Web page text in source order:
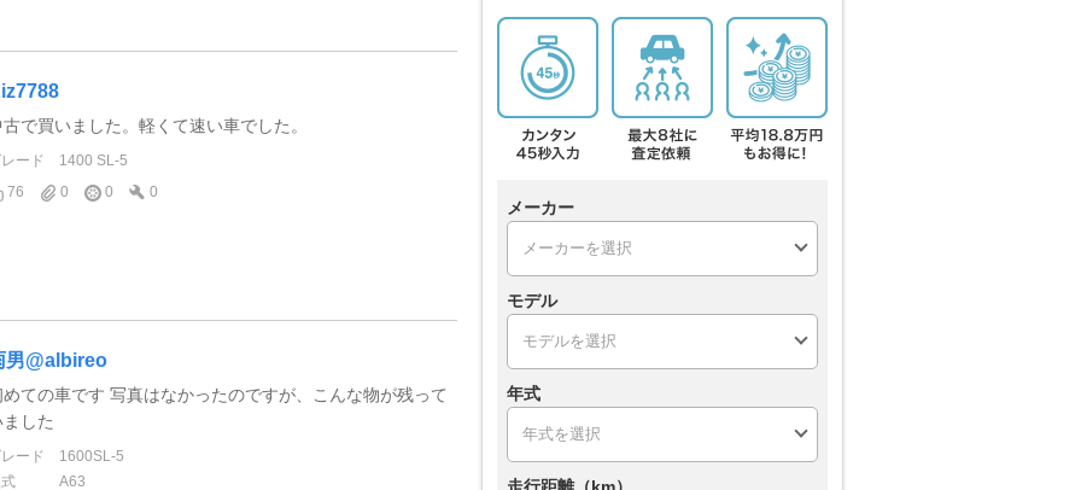
古で買いました。軽くて速い車でした。
ード
1400 SL-5
76
0 0 0
男@albireo
めての車です 写真はなかったのですが、こんな物が残って
した
ード
1600SL-5
A63
メーカー
モデル
年式